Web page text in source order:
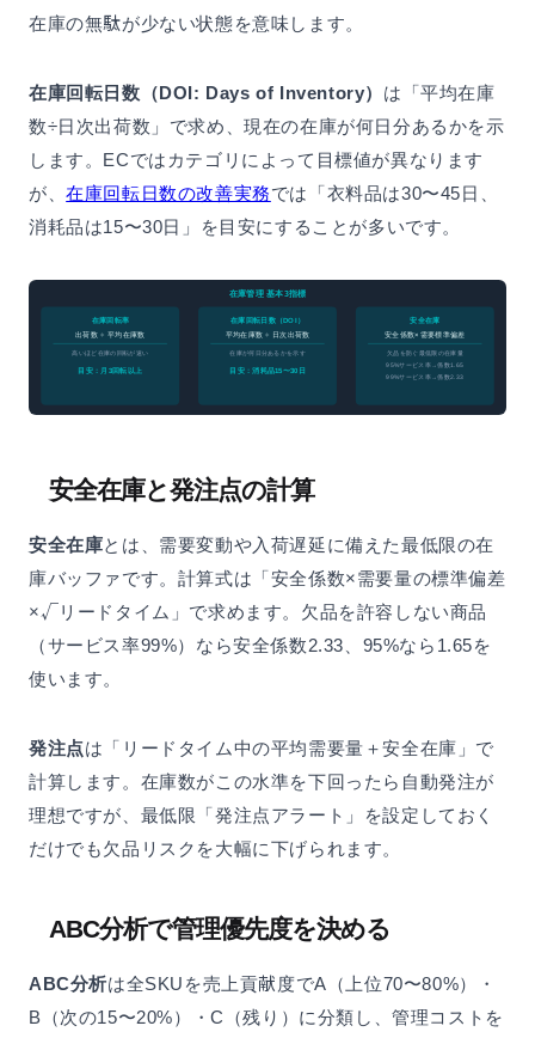
在庫の無駄が少ない状態を意味します。
在庫回転日数（DOI: Days of Inventory） は「平均在庫
数÷日次出荷数」で求め、現在の在庫が何日分あるかを示
します。ECではカテゴリによって目標値が異なります
が、在庫回転日数の改善実務では「衣料品は30〜45日、
消耗品は15〜30日」を目安にすることが多いです。
在庫管理 基本3指標
在庫回転率
出荷数 ÷ 平均在庫数
高いほど在庫の回転が速い
目安：月3回転以上
在庫回転日数（DOI）
平均在庫数 ÷ 日次出荷数
在庫が何日分あるかを示す
目安：消耗品15〜30日
安全在庫
安全係数×需要標準偏差
欠品を防ぐ最低限の在庫量
95%サービス率→係数1.65
99%サービス率→係数2.33
安全在庫と発注点の計算
安全在庫とは、需要変動や入荷遅延に備えた最低限の在
庫バッファです。計算式は「安全係数×需要量の標準偏差
×√リードタイム」で求めます。欠品を許容しない商品
（サービス率99%）なら安全係数2.33、95%なら1.65を
使います。
発注点は「リードタイム中の平均需要量＋安全在庫」で
計算します。在庫数がこの水準を下回ったら自動発注が
理想ですが、最低限「発注点アラート」を設定しておく
だけでも欠品リスクを大幅に下げられます。
ABC分析で管理優先度を決める
ABC分析は全SKUを売上貢献度でA（上位70〜80%）・
B（次の15〜20%）・C（残り）に分類し、管理コストを